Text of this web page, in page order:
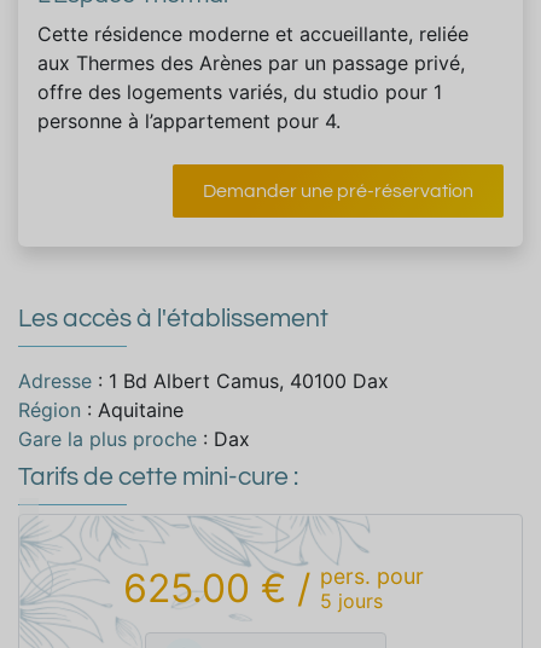
Cette résidence moderne et accueillante, reliée
aux Thermes des Arènes par un passage privé,
offre des logements variés, du studio pour 1
personne à l’appartement pour 4.
Demander une pré-réservation
Les accès à l'établissement
Adresse : 1 Bd Albert Camus, 40100 Dax
Région : Aquitaine
Gare la plus proche : Dax
Tarifs de cette mini-cure :
625.00 € / pers. pour
5 jours